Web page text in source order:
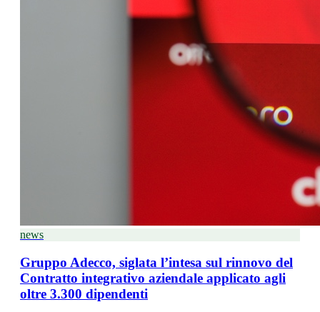
news
Gruppo Adecco, siglata l’intesa sul rinnovo del
Contratto integrativo aziendale applicato agli
oltre 3.300 dipendenti